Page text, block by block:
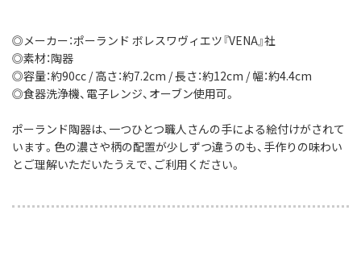
◎メーカー：ポーランド ボレスワヴィエツ『VENA』社
◎素材：陶器
◎容量：約90cc / 高さ：約7.2cm / 長さ：約12cm / 幅：約4.4cm
◎食器洗浄機、電子レンジ、オーブン使用可。
ポーランド陶器は、一つひとつ職人さんの手による絵付けがされて
います。色の濃さや柄の配置が少しずつ違うのも、手作りの味わい
とご理解いただいたうえで、ご利用ください。